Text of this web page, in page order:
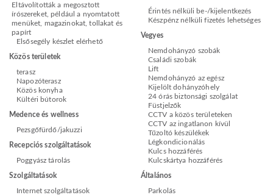
Eltávolították a megosztott
írószereket, például a nyomtatott
menüket, magazinokat, tollakat és
papírt
Elsősegély készlet elérhető
Közös területek
terasz
Napozóterasz
Közös konyha
Kültéri bútorok
Medence és wellness
Pezsgőfürdő/jakuzzi
Recepciós szolgáltatások
Poggyász tárolás
Szolgáltatások
Internet szolgáltatások
Érintés nélküli be-/kijelentkezés
Készpénz nélküli fizetés lehetséges
Vegyes
Nemdohányzó szobák
Családi szobák
Lift
Nemdohányzó az egész
Kijelölt dohányzóhely
24 órás biztonsági szolgálat
Füstjelzők
CCTV a közös területeken
CCTV az ingatlanon kívül
Tűzoltó készülékek
Légkondicionálás
Kulcs hozzáférés
Kulcskártya hozzáférés
Általános
Parkolás